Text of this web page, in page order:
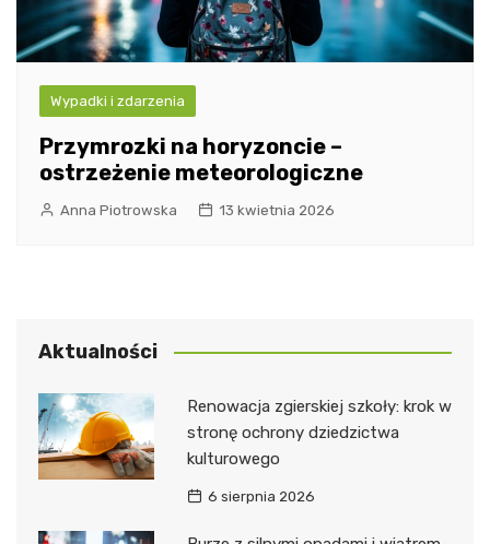
Wypadki i zdarzenia
Przymrozki na horyzoncie –
ostrzeżenie meteorologiczne
Anna Piotrowska 13 kwietnia 2026
Aktualności
Renowacja zgierskiej szkoły: krok w
stronę ochrony dziedzictwa
kulturowego
6 sierpnia 2026